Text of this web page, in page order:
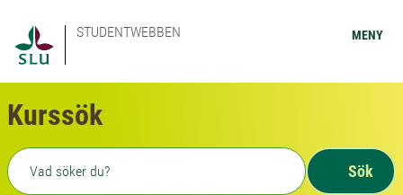
STUDENTWEBBEN MENY
Kurssök
Fritext sökning
Sök